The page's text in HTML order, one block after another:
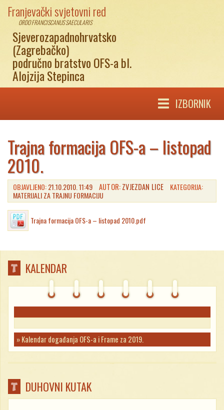
Franjevački svjetovni red
ORDO FRANCISCANUS SAECULARIS
Sjeverozapadnohrvatsko
(Zagrebačko)
područno bratstvo OFS-a bl.
Alojzija Stepinca
IZBORNIK
Trajna formacija OFS-a – listopad
2010.
OBJAVLJENO:21.10.2010. 11:49 AUTOR:ZVJEZDAN LICE
KATEGORIJA:
MATERIJALI ZA TRAJNU FORMACIJU
Trajna formacija OFS-a – listopad 2010.pdf
KALENDAR
» Kalendar događanja OFS-a i Frame za 2019.
DUHOVNI KUTAK